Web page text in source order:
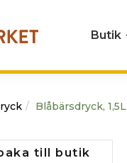
Butik
Blåbärsdryck, 1,5L
till butik